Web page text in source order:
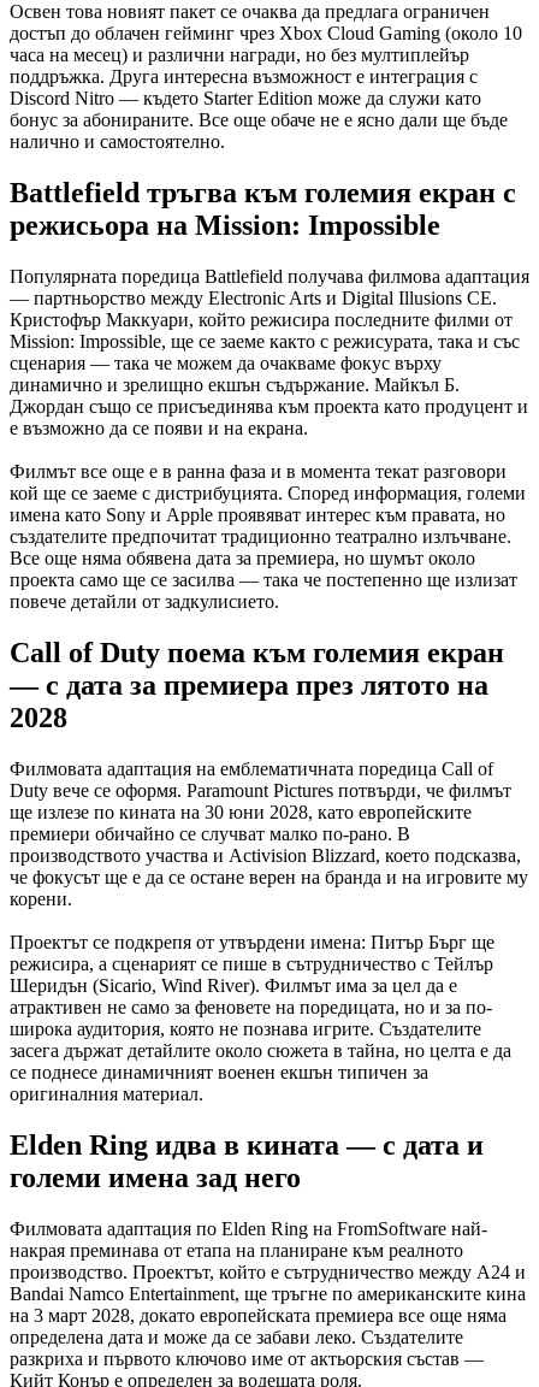
Освен това новият пакет се очаква да предлага ограничен
достъп до облачен гейминг чрез Xbox Cloud Gaming (около 10
часа на месец) и различни награди, но без мултиплейър
поддръжка. Друга интересна възможност е интеграция с
Discord Nitro — където Starter Edition може да служи като
бонус за абонираните. Все още обаче не е ясно дали ще бъде
налично и самостоятелно.
Battlefield тръгва към големия екран с
режисьора на Mission: Impossible
Популярната поредица Battlefield получава филмова адаптация
— партньорство между Electronic Arts и Digital Illusions CE.
Кристофър Маккуари, който режисира последните филми от
Mission: Impossible, ще се заеме както с режисурата, така и със
сценария — така че можем да очакваме фокус върху
динамично и зрелищно екшън съдържание. Майкъл Б.
Джордан също се присъединява към проекта като продуцент и
е възможно да се появи и на екрана.
Филмът все още е в ранна фаза и в момента текат разговори
кой ще се заеме с дистрибуцията. Според информация, големи
имена като Sony и Apple проявяват интерес към правата, но
създателите предпочитат традиционно театрално излъчване.
Все още няма обявена дата за премиера, но шумът около
проекта само ще се засилва — така че постепенно ще излизат
повече детайли от задкулисието.
Call of Duty поема към големия екран
— с дата за премиера през лятото на
2028
Филмовата адаптация на емблематичната поредица Call of
Duty вече се оформя. Paramount Pictures потвърди, че филмът
ще излезе по кината на 30 юни 2028, като европейските
премиери обичайно се случват малко по-рано. В
производството участва и Activision Blizzard, което подсказва,
че фокусът ще е да се остане верен на бранда и на игрoвите му
корени.
Проектът се подкрепя от утвърдени имена: Питър Бърг ще
режисира, а сценарият се пише в сътрудничество с Тейлър
Шеридън (Sicario, Wind River). Филмът има за цел да е
атрактивен не само за феновете на поредицата, но и за по-
широка аудитория, която не познава игрите. Създателите
засега държат детайлите около сюжета в тайна, но целта е да
се поднесе динамичният военен екшън типичен за
оригиналния материал.
Elden Ring идва в кината — с дата и
големи имена зад него
Филмовата адаптация по Elden Ring на FromSoftware най-
накрая преминава от етапа на планиране към реалното
производство. Проектът, който е сътрудничество между A24 и
Bandai Namco Entertainment, ще тръгне по американските кина
на 3 март 2028, докато европейската премиера все още няма
определена дата и може да се забави леко. Създателите
разкриха и първото ключово име от актьорския състав —
Кийт Конър е определен за водещата роля.